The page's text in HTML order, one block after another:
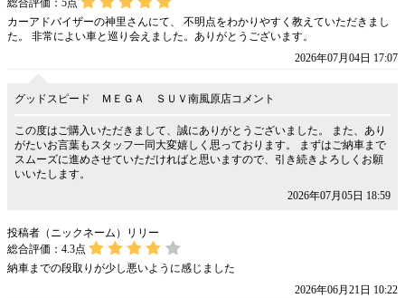
総合評価： 5点
カーアドバイザーの神里さんにて、 不明点をわかりやすく教えていただきまし
た。 非常によい車と巡り会えました。ありがとうございます。
2026年07月04日 17:07
グッドスピード ＭＥＧＡ ＳＵＶ南風原店コメント
この度はご購入いただきまして、誠にありがとうございました。 また、あり
がたいお言葉もスタッフ一同大変嬉しく思っております。 まずはご納車まで
スムーズに進めさせていただければと思いますので、引き続きよろしくお願
いいたします。
2026年07月05日 18:59
投稿者（ニックネーム）リリー
総合評価： 4.3点
納車までの段取りが少し悪いように感じました
2026年06月21日 10:22